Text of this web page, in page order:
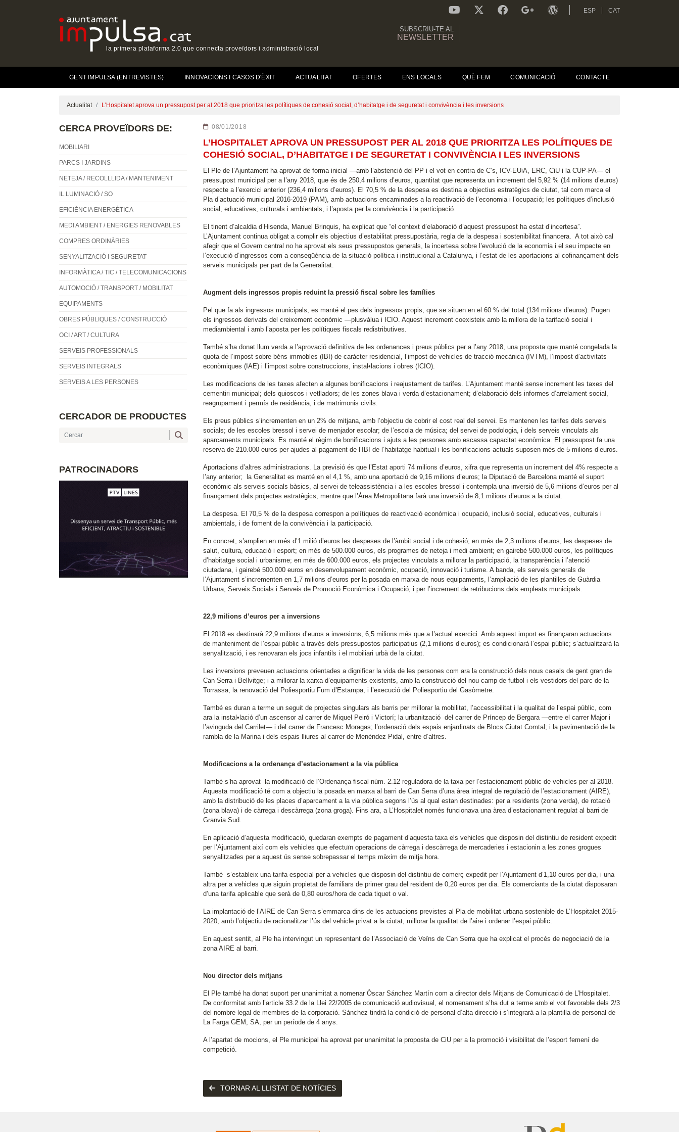
la primera plataforma 2.0 que connecta proveïdors i administració local
ESP CAT
SUBSCRIU-TE AL
NEWSLETTER
GENT IMPULSA (ENTREVISTES) INNOVACIONS I CASOS D'ÈXIT ACTUALITAT(CURRENT)OFERTES ENS LOCALS QUÈ FEM COMUNICACIÓ CONTACTE
Actualitat L’Hospitalet aprova un pressupost per al 2018 que prioritza les polítiques de cohesió social, d’habitatge i de seguretat i convivència i les inversions
CERCA PROVEÏDORS DE:
MOBILIARI
PARCS I JARDINS
NETEJA / RECOLLLIDA / MANTENIMENT
IL.LUMINACIÓ / SO
EFICIÈNCIA ENERGÈTICA
MEDI AMBIENT / ENERGIES RENOVABLES
COMPRES ORDINÀRIES
SENYALITZACIÓ I SEGURETAT
INFORMÀTICA / TIC / TELECOMUNICACIONS
AUTOMOCIÓ / TRANSPORT / MOBILITAT
EQUIPAMENTS
OBRES PÚBLIQUES / CONSTRUCCIÓ
OCI / ART / CULTURA
SERVEIS PROFESSIONALS
SERVEIS INTEGRALS
SERVEIS A LES PERSONES
CERCADOR DE PRODUCTES
PATROCINADORS
08/01/2018
L’HOSPITALET APROVA UN PRESSUPOST PER AL 2018 QUE PRIORITZA LES POLÍTIQUES DE
COHESIÓ SOCIAL, D’HABITATGE I DE SEGURETAT I CONVIVÈNCIA I LES INVERSIONS
El Ple de l’Ajuntament ha aprovat de forma inicial —amb l’abstenció del PP i el vot en contra de C’s, ICV-EUiA, ERC, CiU i la CUP-PA— el
pressupost municipal per a l’any 2018, que és de 250,4 milions d’euros, quantitat que representa un increment del 5,92 % (14 milions d’euros)
respecte a l’exercici anterior (236,4 milions d’euros). El 70,5 % de la despesa es destina a objectius estratègics de ciutat, tal com marca el
Pla d’actuació municipal 2016-2019 (PAM), amb actuacions encaminades a la reactivació de l’economia i l’ocupació; les polítiques d’inclusió
social, educatives, culturals i ambientals, i l’aposta per la convivència i la participació.
El tinent d’alcaldia d’Hisenda, Manuel Brinquis, ha explicat que “el context d’elaboració d’aquest pressupost ha estat d’incertesa”.
L’Ajuntament continua obligat a complir els objectius d’estabilitat pressupostària, regla de la despesa i sostenibilitat financera. A tot això cal
afegir que el Govern central no ha aprovat els seus pressupostos generals, la incertesa sobre l’evolució de la economia i el seu impacte en
l’execució d’ingressos com a conseqüència de la situació política i institucional a Catalunya, i l’estat de les aportacions al cofinançament dels
serveis municipals per part de la Generalitat.
Augment dels ingressos propis reduint la pressió fiscal sobre les famílies
Pel que fa als ingressos municipals, es manté el pes dels ingressos propis, que se situen en el 60 % del total (134 milions d’euros). Pugen
els ingressos derivats del creixement econòmic —plusvàlua i ICIO. Aquest increment coexisteix amb la millora de la tarifació social i
mediambiental i amb l’aposta per les polítiques fiscals redistributives.
També s’ha donat llum verda a l’aprovació definitiva de les ordenances i preus públics per a l’any 2018, una proposta que manté congelada la
quota de l’impost sobre béns immobles (IBI) de caràcter residencial, l’impost de vehicles de tracció mecànica (IVTM), l’impost d’activitats
econòmiques (IAE) i l’impost sobre construccions, instal•lacions i obres (ICIO).
Les modificacions de les taxes afecten a algunes bonificacions i reajustament de tarifes. L’Ajuntament manté sense increment les taxes del
cementiri municipal; dels quioscos i vetlladors; de les zones blava i verda d’estacionament; d’elaboració dels informes d’arrelament social,
reagrupament i permís de residència, i de matrimonis civils.
Els preus públics s’incrementen en un 2% de mitjana, amb l’objectiu de cobrir el cost real del servei. Es mantenen les tarifes dels serveis
socials; de les escoles bressol i servei de menjador escolar; de l’escola de música; del servei de podologia, i dels serveis vinculats als
aparcaments municipals. Es manté el règim de bonificacions i ajuts a les persones amb escassa capacitat econòmica. El pressupost fa una
reserva de 210.000 euros per ajudes al pagament de l’IBI de l’habitatge habitual i les bonificacions actuals suposen més de 5 milions d’euros.
Aportacions d’altres administracions. La previsió és que l’Estat aporti 74 milions d’euros, xifra que representa un increment del 4% respecte a
l’any anterior; la Generalitat es manté en el 4,1 %, amb una aportació de 9,16 milions d’euros; la Diputació de Barcelona manté el suport
econòmic als serveis socials bàsics, al servei de teleassistència i a les escoles bressol i contempla una inversió de 5,6 milions d’euros per al
finançament dels projectes estratègics, mentre que l’Àrea Metropolitana farà una inversió de 8,1 milions d’euros a la ciutat.
La despesa. El 70,5 % de la despesa correspon a polítiques de reactivació econòmica i ocupació, inclusió social, educatives, culturals i
ambientals, i de foment de la convivència i la participació.
En concret, s’amplien en més d’1 milió d’euros les despeses de l’àmbit social i de cohesió; en més de 2,3 milions d’euros, les despeses de
salut, cultura, educació i esport; en més de 500.000 euros, els programes de neteja i medi ambient; en gairebé 500.000 euros, les polítiques
d’habitatge social i urbanisme; en més de 600.000 euros, els projectes vinculats a millorar la participació, la transparència i l’atenció
ciutadana, i gairebé 500.000 euros en desenvolupament econòmic, ocupació, innovació i turisme. A banda, els serveis generals de
l’Ajuntament s’incrementen en 1,7 milions d’euros per la posada en marxa de nous equipaments, l’ampliació de les plantilles de Guàrdia
Urbana, Serveis Socials i Serveis de Promoció Econòmica i Ocupació, i per l’increment de retribucions dels empleats municipals.
22,9 milions d’euros per a inversions
El 2018 es destinarà 22,9 milions d’euros a inversions, 6,5 milions més que a l’actual exercici. Amb aquest import es finançaran actuacions
de manteniment de l’espai públic a través dels pressupostos participatius (2,1 milions d’euros); es condicionarà l’espai públic; s’actualitzarà la
senyalització, i es renovaran els jocs infantils i el mobiliari urbà de la ciutat.
Les inversions preveuen actuacions orientades a dignificar la vida de les persones com ara la construcció dels nous casals de gent gran de
Can Serra i Bellvitge; i a millorar la xarxa d’equipaments existents, amb la construcció del nou camp de futbol i els vestidors del parc de la
Torrassa, la renovació del Poliesportiu Fum d’Estampa, i l’execució del Poliesportiu del Gasòmetre.
També es duran a terme un seguit de projectes singulars als barris per millorar la mobilitat, l’accessibilitat i la qualitat de l’espai públic, com
ara la instal•lació d’un ascensor al carrer de Miquel Peiró i Victorí; la urbanització del carrer de Príncep de Bergara —entre el carrer Major i
l’avinguda del Carrilet— i del carrer de Francesc Moragas; l’ordenació dels espais enjardinats de Blocs Ciutat Comtal; i la pavimentació de la
rambla de la Marina i dels espais lliures al carrer de Menéndez Pidal, entre d’altres.
Modificacions a la ordenança d’estacionament a la via pública
També s’ha aprovat la modificació de l’Ordenança fiscal núm. 2.12 reguladora de la taxa per l’estacionament públic de vehicles per al 2018.
Aquesta modificació té com a objectiu la posada en marxa al barri de Can Serra d’una àrea integral de regulació de l’estacionament (AIRE),
amb la distribució de les places d’aparcament a la via pública segons l’ús al qual estan destinades: per a residents (zona verda), de rotació
(zona blava) i de càrrega i descàrrega (zona groga). Fins ara, a L’Hospitalet només funcionava una àrea d’estacionament regulat al barri de
Granvia Sud.
En aplicació d’aquesta modificació, quedaran exempts de pagament d’aquesta taxa els vehicles que disposin del distintiu de resident expedit
per l’Ajuntament així com els vehicles que efectuïn operacions de càrrega i descàrrega de mercaderies i estacionin a les zones grogues
senyalitzades per a aquest ús sense sobrepassar el temps màxim de mitja hora.
També s’estableix una tarifa especial per a vehicles que disposin del distintiu de comerç expedit per l’Ajuntament d’1,10 euros per dia, i una
altra per a vehicles que siguin propietat de familiars de primer grau del resident de 0,20 euros per dia. Els comerciants de la ciutat disposaran
d’una tarifa aplicable que serà de 0,80 euros/hora de cada tiquet o val.
La implantació de l’AIRE de Can Serra s’emmarca dins de les actuacions previstes al Pla de mobilitat urbana sostenible de L’Hospitalet 2015-
2020, amb l’objectiu de racionalitzar l’ús del vehicle privat a la ciutat, millorar la qualitat de l’aire i ordenar l’espai públic.
En aquest sentit, al Ple ha intervingut un representant de l’Associació de Veïns de Can Serra que ha explicat el procés de negociació de la
zona AIRE al barri.
Nou director dels mitjans
El Ple també ha donat suport per unanimitat a nomenar Òscar Sánchez Martín com a director dels Mitjans de Comunicació de L’Hospitalet.
De conformitat amb l’article 33.2 de la Llei 22/2005 de comunicació audiovisual, el nomenament s’ha dut a terme amb el vot favorable dels 2/3
del nombre legal de membres de la corporació. Sánchez tindrà la condició de personal d’alta direcció i s’integrarà a la plantilla de personal de
La Farga GEM, SA, per un període de 4 anys.
A l’apartat de mocions, el Ple municipal ha aprovat per unanimitat la proposta de CiU per a la promoció i visibilitat de l’esport femení de
competició.
TORNAR AL LLISTAT DE NOTÍCIES